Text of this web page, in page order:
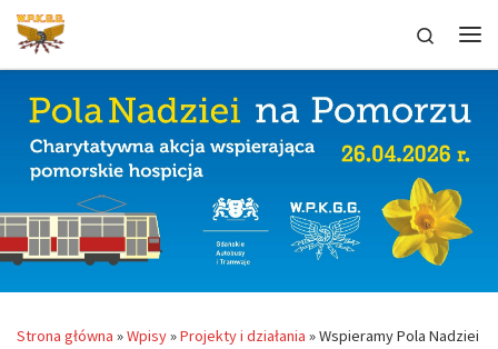
Przejdź do treści
Search
Strona główna »Wpisy»Projekty i działania »Wspieramy Pola Nadziei